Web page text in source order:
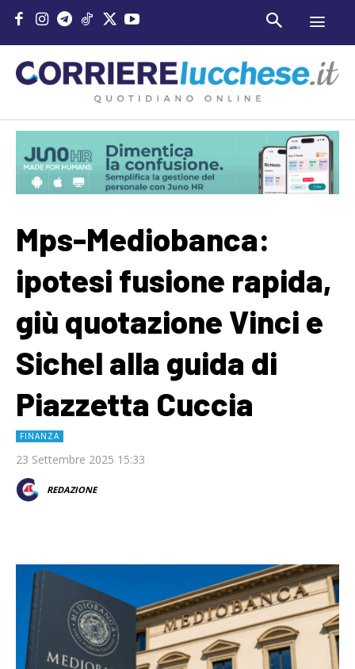
Mps-Mediobanca:
ipotesi fusione rapida,
giù quotazione Vinci e
Sichel alla guida di
Piazzetta Cuccia
FINANZA
23 Settembre 2025 15:33
REDAZIONE